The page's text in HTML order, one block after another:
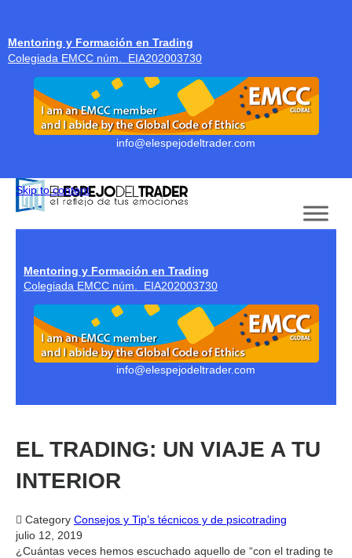
Mentoring y Formación en Trading
Colegiada EMCC núm. EIA202003730
info@elespejodeltrader.com
Skip to content
Mentoring y Formación en Trading
Colegiada EMCC núm. EIA202003730
info@elespejodeltrader.com
EL TRADING: UN VIAJE A TU
INTERIOR
 Category Consejos y Tip’s técnicos y de psicotrading
julio 12, 2019
¿Cuántas veces hemos escuchado aquello de “con el trading te